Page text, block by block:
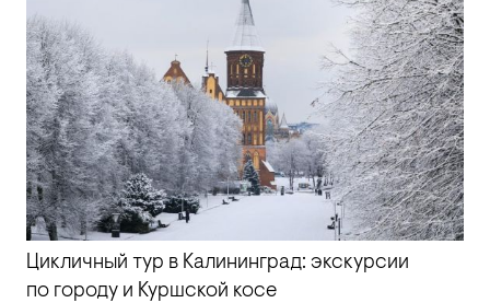
Цикличный тур в Калининград: экскурсии
по городу и Куршской косе